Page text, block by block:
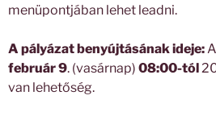
menüpontjában lehet leadni.
A pályázat benyújtásának ideje:
február 9. (vasárnap) 08:00-tól
van lehetőség.